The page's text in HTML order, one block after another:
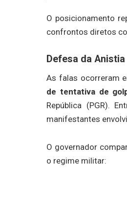
O posicionamento
confrontos diretos
Defesa da Anistia
As falas ocorreram
de tentativa de
República (PGR).
manifestantes
O governador
o regime militar: